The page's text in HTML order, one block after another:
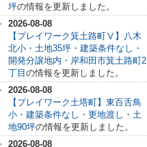
坪の情報を更新しました。
2026-08-08
【プレイワーク箕土路町Ⅴ】八木
北小・土地35坪・建築条件なし・
開発分譲地内・岸和田市箕土路町2
丁目 の情報を更新しました。
2026-08-08
【プレイワーク土塔町】東百舌鳥
小・建築条件なし・更地渡し・土
地90坪の情報を更新しました。
2026-08-08